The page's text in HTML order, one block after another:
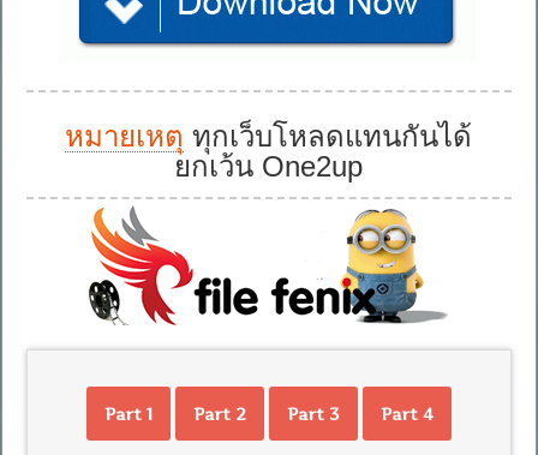
หมายเหตุ ทุกเว็บโหลดแทนกันได้
ยกเว้น One2up
Part 1 Part 2 Part 3 Part 4